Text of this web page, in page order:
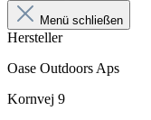
Menü schließen
Hersteller
Oase Outdoors Aps
Kornvej 9